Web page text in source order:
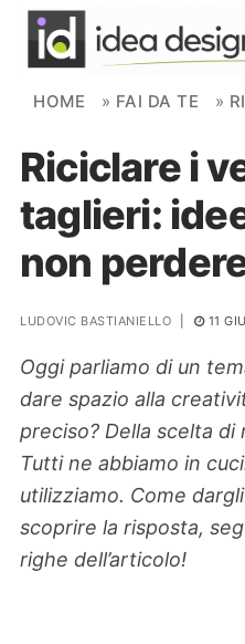
Skip to content
NOVITÀ
AMBIENTI
FAI DA TE
PIANTE
Ortaggio
Search for:
HOME » FAI DA TE »
Riciclare i
taglieri:
non
LUDOVIC BASTIANIELLO 11
Oggi parliamo di un
dare spazio alla
preciso? Della scelta
Tutti ne abbiamo in
utilizziamo. Come
scoprire la risposta,
righe dell’articolo!